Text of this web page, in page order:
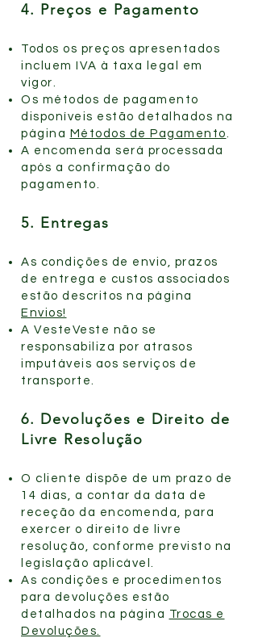
4. Preços e Pagamento
Todos os preços apresentados
incluem IVA à taxa legal em
vigor.
Os métodos de pagamento
disponíveis estão detalhados na
página Métodos de Pagamento.
A encomenda será processada
após a confirmação do
pagamento.
5. Entregas
As condições de envio, prazos
de entrega e custos associados
estão descritos na página
Envios!
A VesteVeste não se
responsabiliza por atrasos
imputáveis aos serviços de
transporte.
6. Devoluções e Direito de
Livre Resolução
O cliente dispõe de um prazo de
14 dias, a contar da data de
receção da encomenda, para
exercer o direito de livre
resolução, conforme previsto na
legislação aplicável.
As condições e procedimentos
para devoluções estão
detalhados na página Trocas e
Devoluções.